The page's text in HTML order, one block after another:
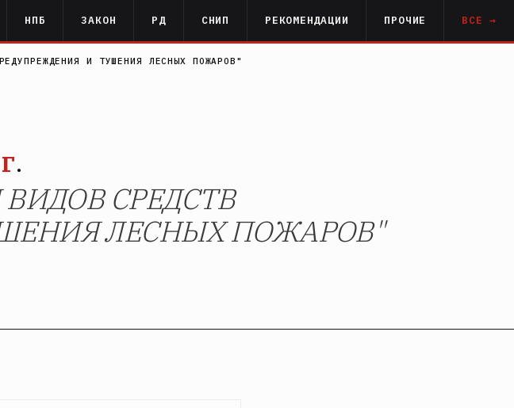
НПБ ЗАКОН РД СНИП РЕКОМЕНДАЦИИ ПРОЧИЕ ВСЕ →
И ТУШЕНИЯ ЛЕСНЫХ ПОЖАРОВ"
г.
СРЕДСТВ
ЛЕСНЫХ ПОЖАРОВ"